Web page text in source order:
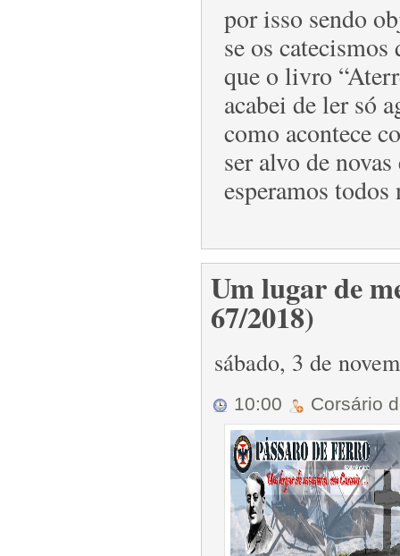
por isso sendo
se os
que o livro
acabei de ler só
como acontece
ser alvo de
esperamos
Um lugar de
67/2018)
sábado, 3 de
10:00 Corsário